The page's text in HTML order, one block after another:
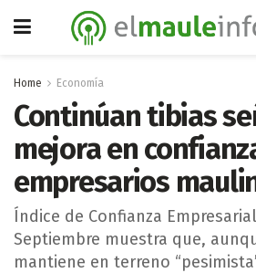
Home Economía
Continúan tibias
mejora en
empresarios
Índice de Confianza
Septiembre muestra que,
mantiene en terreno